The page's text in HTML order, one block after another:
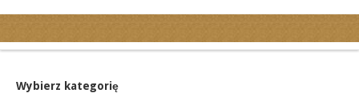
Ogłoszenia motoryzacyjne
Wybierz kategorię